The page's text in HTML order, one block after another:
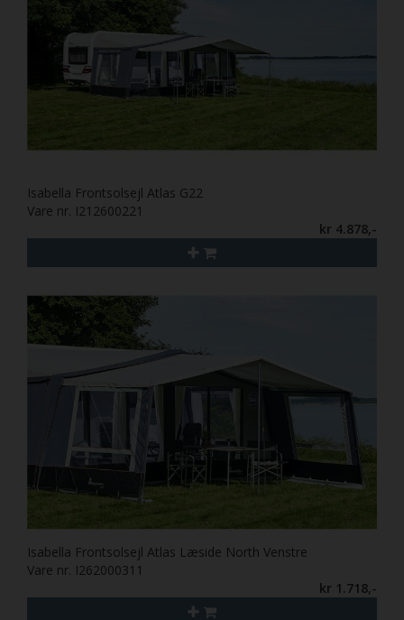
Isabella Frontsolsejl Atlas G22
Vare nr. I212600221
kr 4.878,-
Isabella Frontsolsejl Atlas Læside North Venstre
Vare nr. I262000311
kr 1.718,-